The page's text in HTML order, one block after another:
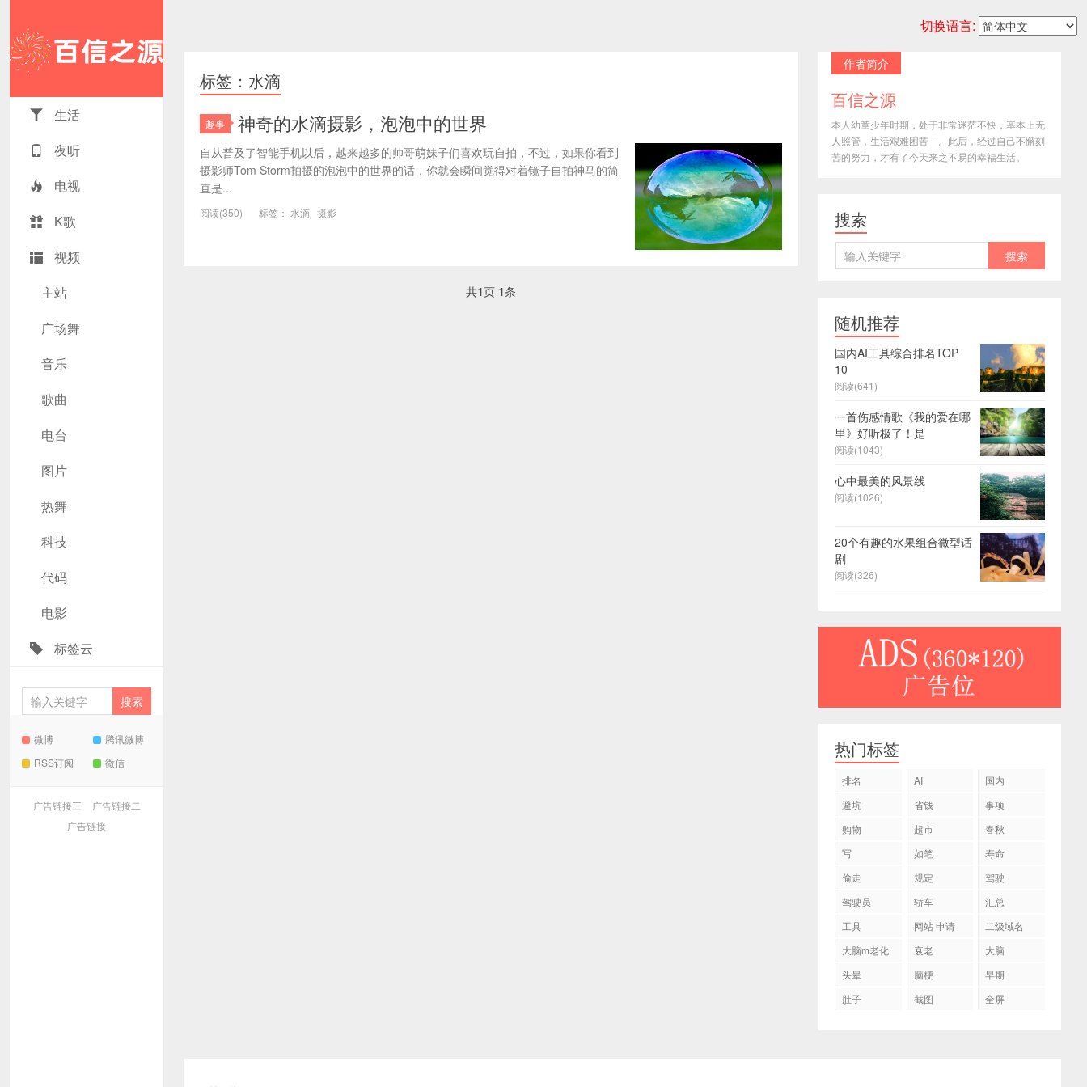
切换语言:
生活
夜听
电视
K歌
视频
主站
广场舞
音乐
歌曲
电台
图片
热舞
科技
代码
电影
标签云
微博
腾讯微博
RSS订阅
微信
广告链接三
广告链接二
广告链接
标签：水滴
趣事 神奇的水滴摄影，泡泡中的世界
自从普及了智能手机以后，越来越多的帅哥萌妹子们喜欢玩自拍，不过，如果你看到
摄影师Tom Storm拍摄的泡泡中的世界的话，你就会瞬间觉得对着镜子自拍神马的简
直是...
阅读(350) 标签： 水滴 摄影
共1页 1条
作者简介
百信之源
本人幼童少年时期，处于非常迷茫不快，基本上无
人照管，生活艰难困苦---。此后，经过自己不懈刻
苦的努力，才有了今天来之不易的幸福生活。
搜索
随机推荐
国内AI工具综合排名TOP
10
阅读(641)
一首伤感情歌《我的爱在哪
里》好听极了！是
阅读(1043)
心中最美的风景线
阅读(1026)
20个有趣的水果组合微型话
剧
阅读(326)
热门标签
排名 AI
国内
避坑
省钱
事项
购物
超市
春秋
写
如笔
寿命
偷走
规定
驾驶
驾驶员
轿车
汇总
工具
网站 申请
二级域名
大脑m老化
衰老
大脑
头晕
脑梗
早期
肚子
截图 全屏